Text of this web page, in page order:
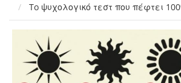
To ψυχολογικό τεστ που πέφτει